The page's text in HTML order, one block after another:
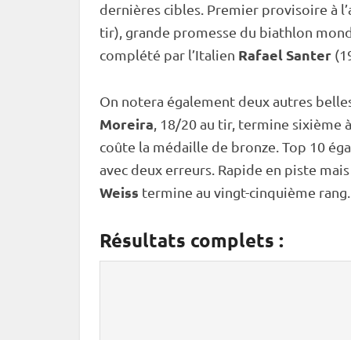
dernières cibles. Premier provisoire à
tir), grande promesse du biathlon
complété par l’Italien Rafael Santer
On notera également deux autres
Moreira , 18/20 au tir, termine
coûte la médaille de bronze. Top 10
avec deux erreurs. Rapide en piste
Weiss termine au vingt-cinquième rang.
Résultats complets :